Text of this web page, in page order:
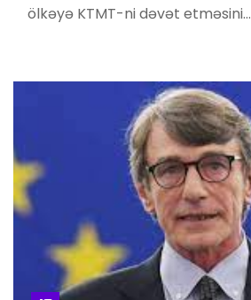
ölkəyə KTMT-ni dəvət etməsini…